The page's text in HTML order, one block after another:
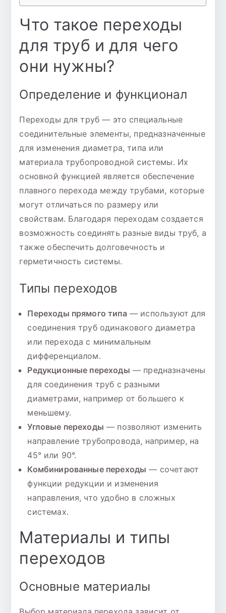
Что такое переходы
для труб и для чего
они нужны?
Определение и функционал
Переходы для труб — это специальные
соединительные элементы, предназначенные
для изменения диаметра, типа или
материала трубопроводной системы. Их
основной функцией является обеспечение
плавного перехода между трубами, которые
могут отличаться по размеру или
свойствам. Благодаря переходам создается
возможность соединять разные виды труб, а
также обеспечить долговечность и
герметичность системы.
Типы переходов
Переходы прямого типа— используют для
соединения труб одинакового диаметра
или перехода с минимальным
дифференциалом.
Редукционные переходы — предназначены
для соединения труб с разными
диаметрами, например от большего к
меньшему.
Угловые переходы — позволяют изменить
направление трубопровода, например, на
45° или 90°.
Комбинированные переходы — сочетают
функции редукции и изменения
направления, что удобно в сложных
системах.
Материалы и типы
переходов
Основные материалы